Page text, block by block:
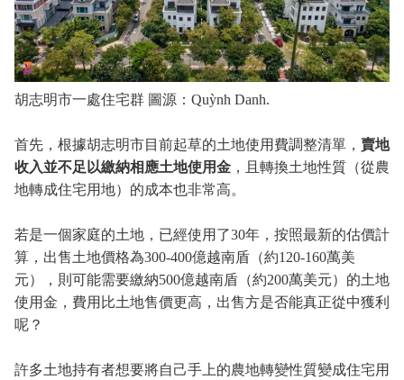
胡志明市一處住宅群 圖源：Quỳnh Danh.
首先，根據胡志明市目前起草的土地使用費調整清單， 賣地
收入並不足以繳納相應土地使用金 ，且轉換土地性質（從農
地轉成住宅用地）的成本也非常高。
若是一個家庭的土地，已經使用了30年，按照最新的估價計
算，出售土地價格為300-400億越南盾（約120-160萬美
元），則可能需要繳納500億越南盾（約200萬美元）的土地
使用金，費用比土地售價更高，出售方是否能真正從中獲利
呢？
許多土地持有者想要將自己手上的農地轉變性質變成住宅用